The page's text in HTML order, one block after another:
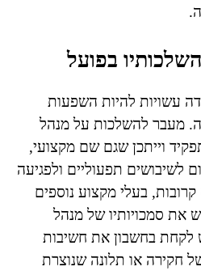
בפועל
עשויות להיות השפעות
מעבר להשלכות על מנהל
וייתכן שגם שם מקצועי,
לשיבושים תפעוליים ולפגיעה
בעלי מקצוע נוספים
את סמכויותיו של מנהל
לקחת בחשבון את חשיבות
חקירה או תלונה שנוצרת